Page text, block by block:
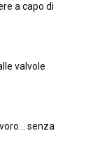
a capo di
valvole
senza